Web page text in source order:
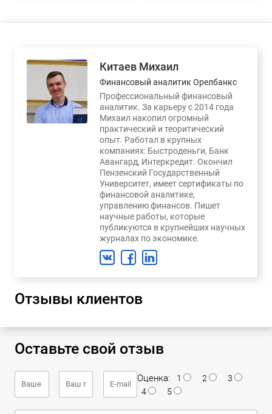
Китаев Михаил
Финансовый аналитик Орелбанкс
Профессиональный финансовый
аналитик. За карьеру с 2014 года
Михаил накопил огромный
практический и теоритический
опыт. Работал в крупных
компаниях: Быстроденьги, Банк
Авангард, Интеркредит. Окончил
Пензенский Государственный
Университет, имеет сертификаты по
финансовой аналитике,
управлению финансов. Пишет
научные работы, которые
публикуются в крупнейших научных
журналах по экономике.
Отзывы клиентов
Оставьте свой отзыв
Оценка: 1 2
3
4
5